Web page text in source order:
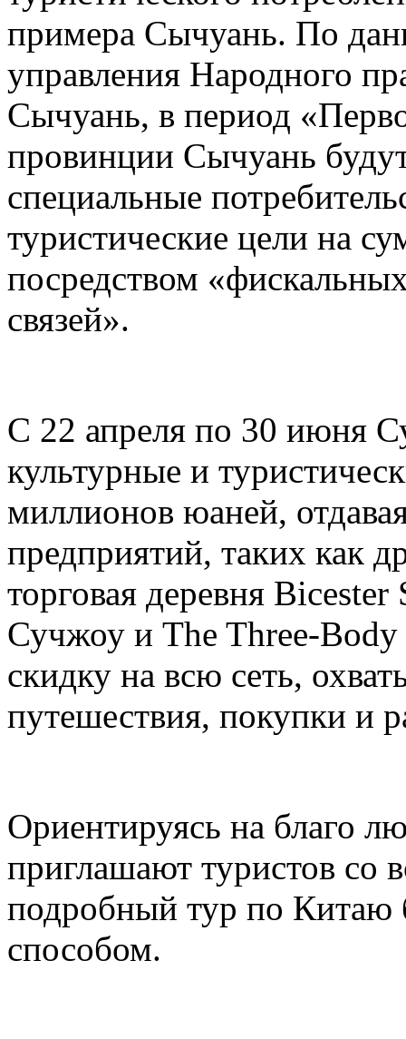
примера Сычуань. По
управления Народного
Сычуань, в период
провинции Сычуань
специальные
туристические цели на
посредством
связей».
С 22 апреля по 30 июня
культурные и
миллионов юаней,
предприятий, таких как
торговая деревня
Сучжоу и The Three-Body
скидку на всю сеть,
путешествия, покупки и
Ориентируясь на благо
приглашают туристов со
подробный тур по Китаю
способом.